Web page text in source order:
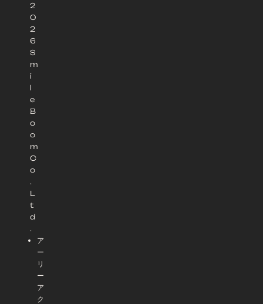
2
0
2
6
S
m
i
l
e
B
o
o
m
C
o
.
L
t
d
.
ア
ー
リ
ー
ア
ク